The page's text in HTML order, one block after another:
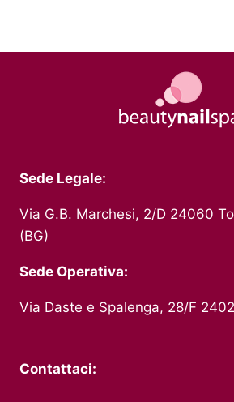
Sede Legale:
Via G.B. Marchesi, 2/D 24060
(BG)
Sede Operativa:
Via Daste e Spalenga, 28/F
Contattaci: